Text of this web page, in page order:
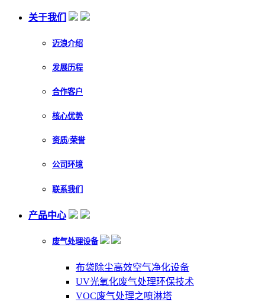
关于我们
迈浪介绍
发展历程
合作客户
核心优势
资质/荣誉
公司环境
联系我们
产品中心
废气处理设备
布袋除尘高效空气净化设备
UV光氧化废气处理环保技术
VOC废气处理之喷淋塔